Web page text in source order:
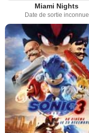
Miami Nights
Date de sortie inconnue